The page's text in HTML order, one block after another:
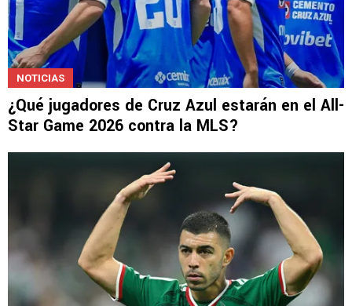
NOTICIAS
¿Qué jugadores de Cruz Azul estarán en el All-
Star Game 2026 contra la MLS?